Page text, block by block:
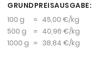
GRUNDPREISAUSGABE:
100 g
= 45,00 €/kg
500 g
= 40,96 €/kg
1000 g = 38,84 €/kg